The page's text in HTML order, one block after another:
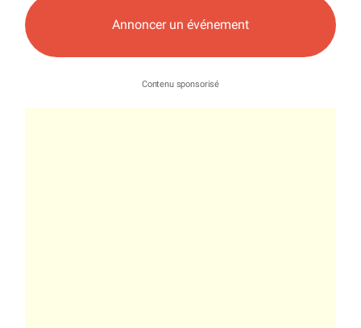
Annoncer un événement